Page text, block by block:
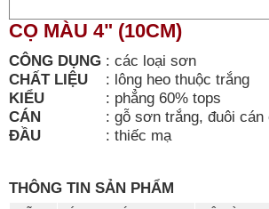
CỌ MÀU 4" (10CM)
CÔNG DỤNG : các loại sơn
CHẤT LIỆU
: lông heo thuộc trắng
KIỂU
: phẳng 60% tops
CÁN
: gỗ sơn trắng, đuôi cán
ĐẦU
: thiếc mạ
THÔNG TIN SẢN PHẨM